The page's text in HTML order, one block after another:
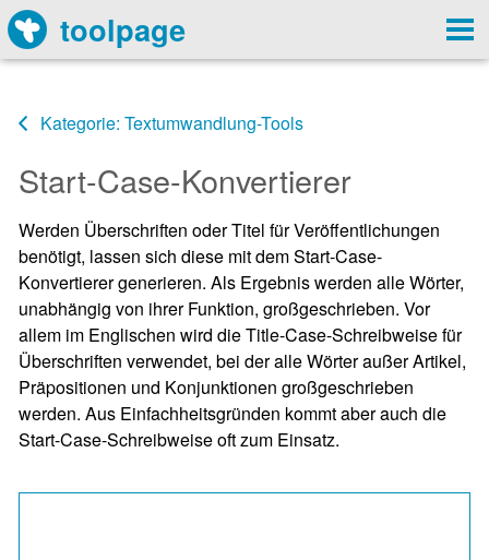
toolpage
Kategorie: Textumwandlung-Tools
Start-Case-Konvertierer
Werden Überschriften oder Titel für Veröffentlichungen
benötigt, lassen sich diese mit dem Start-Case-
Konvertierer generieren. Als Ergebnis werden alle Wörter,
unabhängig von ihrer Funktion, großgeschrieben. Vor
allem im Englischen wird die Title-Case-Schreibweise für
Überschriften verwendet, bei der alle Wörter außer Artikel,
Präpositionen und Konjunktionen großgeschrieben
werden. Aus Einfachheitsgründen kommt aber auch die
Start-Case-Schreibweise oft zum Einsatz.